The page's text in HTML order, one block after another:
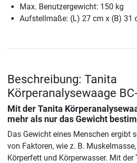
Max. Benutzergewicht: 150 kg
Aufstellmaße: (L) 27 cm x (B) 31
Beschreibung: Tanita
Körperanalysewaage
Mit der Tanita
mehr als nur das Gewicht
Das Gewicht eines Menschen ergibt
von Faktoren, wie z. B.
Körperfett und Körperwasser. Mit der